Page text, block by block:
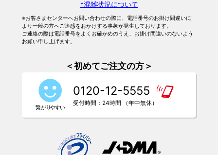
*混雑状況について
※お客さまセンターへお問い合わせの際に、電話番号のお掛け間違いに
より一般の方へご迷惑をおかけする事象が発生しております。
ご連絡の際は電話番号をよくお確かめのうえ、お掛け間違いのないよう
お願い申し上げます。
＜初めてご注文の方＞
0120-12-5555
受付時間：24時間 （年中無休）